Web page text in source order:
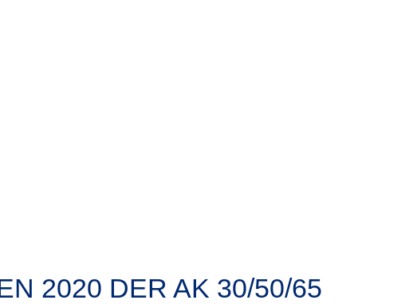
2020 DER AK 30/50/65